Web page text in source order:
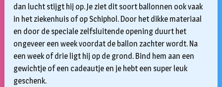
dan lucht stijgt hij op. Je ziet dit soort ballonnen ook vaak
in het ziekenhuis of op Schiphol. Door het dikke materiaal
en door de speciale zelfsluitende opening duurt het
ongeveer een week voordat de ballon zachter wordt. Na
een week of drie ligt hij op de grond. Bind hem aan een
gewichtje of een cadeautje en je hebt een super leuk
geschenk.